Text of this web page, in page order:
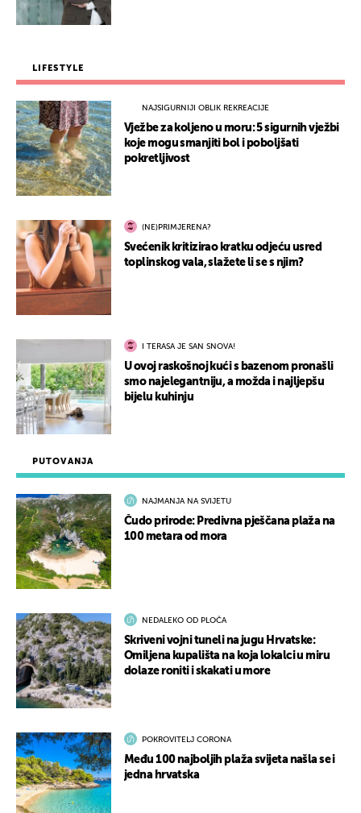
PUTOVANJA
NAJMANJA NA SVIJETU
Čudo prirode: Predivna pješčana plaža na
100 metara od mora
NEDALEKO OD PLOČA
Skriveni vojni tuneli na jugu Hrvatske:
Omiljena kupališta na koja lokalci u miru
dolaze roniti i skakati u more
POKROVITELJ CORONA
Među 100 najboljih plaža svijeta našla se i
jedna hrvatska
LIFESTYLE
NAJSIGURNIJI OBLIK REKREACIJE
Vježbe za koljeno u moru: 5 sigurnih vježbi
koje mogu smanjiti bol i poboljšati
pokretljivost
(NE)PRIMJERENA?
Svećenik kritizirao kratku odjeću usred
toplinskog vala, slažete li se s njim?
I TERASA JE SAN SNOVA!
U ovoj raskošnoj kući s bazenom pronašli
smo najelegantniju, a možda i najljepšu
bijelu kuhinju